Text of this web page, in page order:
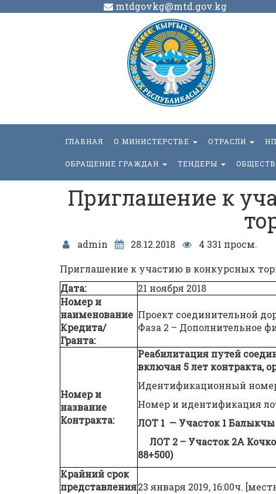
mtdgovkg@mtd.gov.kg
ГЛАВНАЯ О МИНИСТЕРСТВЕ ОТРАСЛИ
ОБРАЩЕНИЕ ГРАЖДАН ТЕНДЕРЫ
Приглашение к
admin 28.12.2018
4 331 просм.
Приглашение к участию в конкурсных
Дата:
21 ноября 2018
Номер и
наименование
Кредита/
Гранта:
Проект соединительной
Фаза 2 – Дополнительное
Номер и
название
Контракта:
Реабилитация путей
включая 5 лет контракта,
Идентификационный
Номер и идентификация
ЛОТ 1 — Участок 1
ЛОТ 2 – Участок 2А
88+500)
Крайний срок
представления23 января 2019, 16:00ч.